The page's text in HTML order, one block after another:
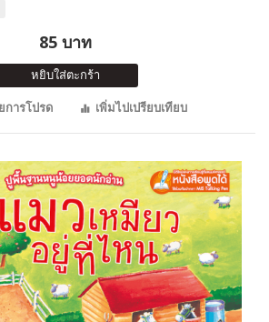
85 บาท
หยิบใส่ตะกร้า
การโปรด
เพิ่มไปเปรียบเทียบ